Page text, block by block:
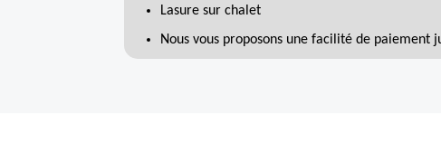
Lasure sur chalet
Nous vous proposons une facilité de paiement